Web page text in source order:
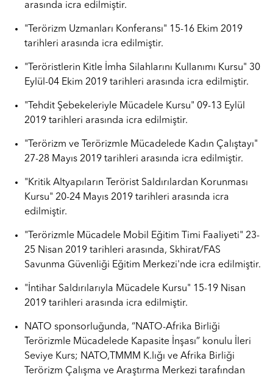
arasında icra edilmiştir.
"Terörizm Uzmanları Konferansı" 15-16 Ekim 2019
tarihleri arasında icra edilmiştir.
"Teröristlerin Kitle İmha Silahlarını Kullanımı Kursu" 30
Eylül-04 Ekim 2019 tarihleri arasında icra edilmiştir.
"Tehdit Şebekeleriyle Mücadele Kursu" 09-13 Eylül
2019 tarihleri arasında icra edilmiştir.
"Terörizm ve Terörizmle Mücadelede Kadın Çalıştayı"
27-28 Mayıs 2019 tarihleri arasında icra edilmiştir.
"Kritik Altyapıların Terörist Saldırılardan Korunması
Kursu" 20-24 Mayıs 2019 tarihleri arasında icra
edilmiştir.
"Terörizmle Mücadele Mobil Eğitim Timi Faaliyeti" 23-
25 Nisan 2019 tarihleri arasında, Skhirat/FAS
Savunma Güvenliği Eğitim Merkezi'nde icra edilmiştir.
"İntihar Saldırılarıyla Mücadele Kursu" 15-19 Nisan
2019 tarihleri arasında icra edilmiştir.
NATO sponsorluğunda, “NATO-Afrika Birliği
Terörizmle Mücadelede Kapasite İnşası” konulu İleri
Seviye Kurs; NATO,TMMM K.lığı ve Afrika Birliği
Terörizm Çalışma ve Araştırma Merkezi tarafından